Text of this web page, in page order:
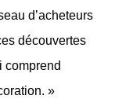
d’acheteurs
découvertes
comprend
»